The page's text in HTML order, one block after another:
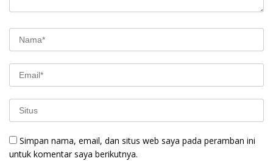
Simpan nama, email, dan situs web saya pada peramban ini
untuk komentar saya berikutnya.